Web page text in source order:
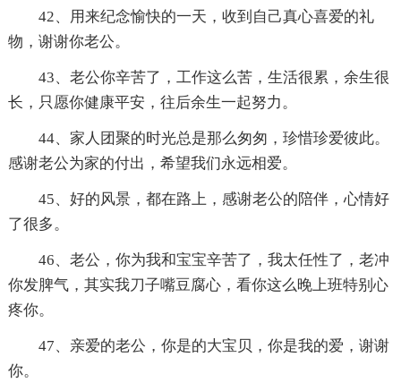
42、用来纪念愉快的一天，收到自己真心喜爱的礼
物，谢谢你老公。
43、老公你辛苦了，工作这么苦，生活很累，余生很
长，只愿你健康平安，往后余生一起努力。
44、家人团聚的时光总是那么匆匆，珍惜珍爱彼此。
感谢老公为家的付出，希望我们永远相爱。
45、好的风景，都在路上，感谢老公的陪伴，心情好
了很多。
46、老公，你为我和宝宝辛苦了，我太任性了，老冲
你发脾气，其实我刀子嘴豆腐心，看你这么晚上班特别心
疼你。
47、亲爱的老公，你是的大宝贝，你是我的爱，谢谢
你。